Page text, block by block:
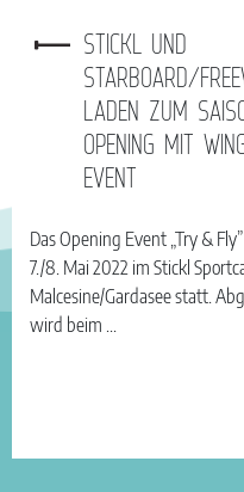
STICKL UND
STARBOARD/
LADEN ZUM
OPENING MIT
EVENT
Das Opening Event „Try &
7./8. Mai 2022 im Stickl
Malcesine/Gardasee statt.
wird beim ...